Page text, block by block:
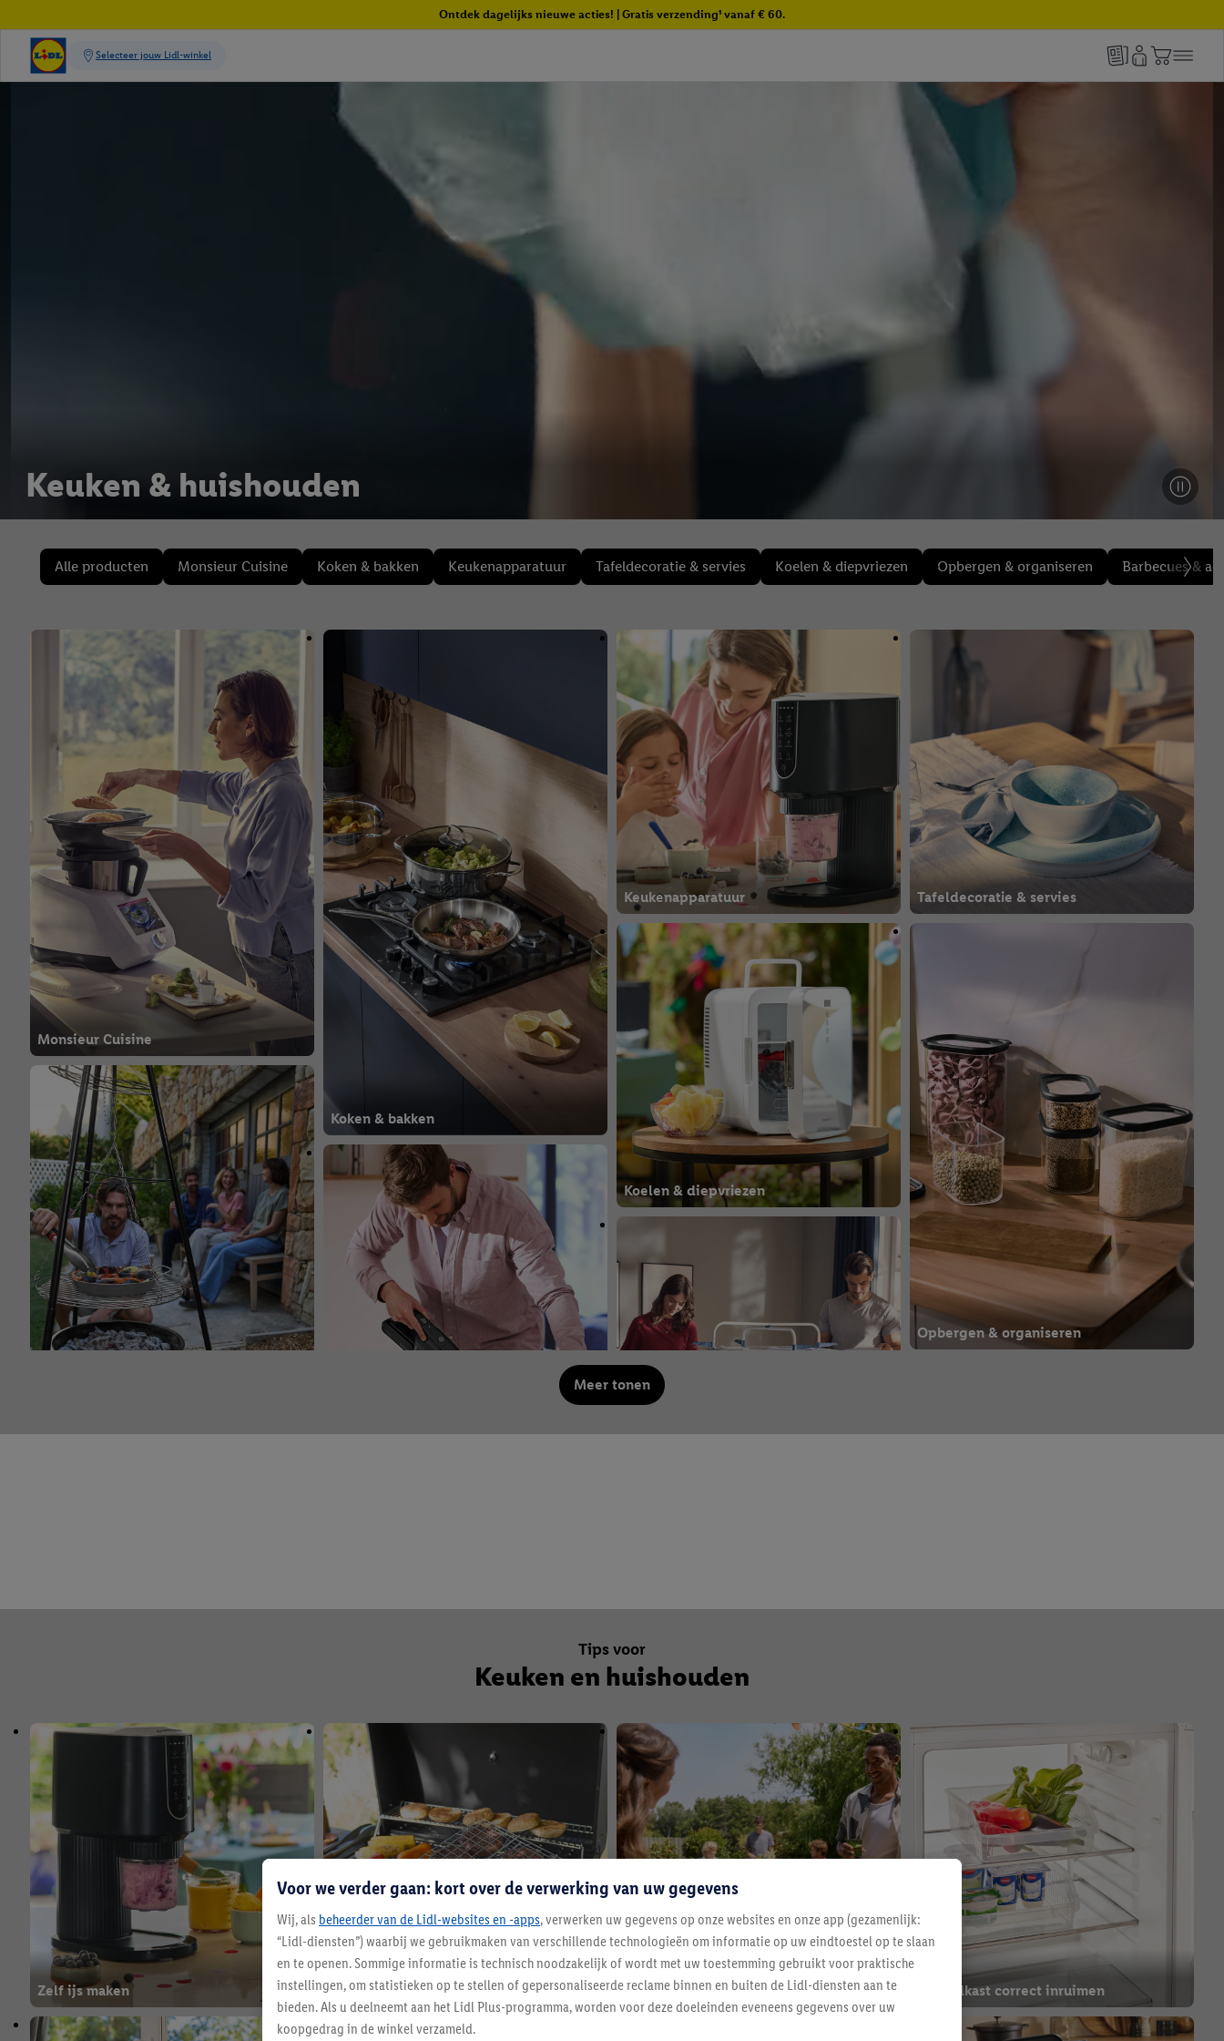
Ontdek dagelijks nieuwe acties! | Gratis verzending¹ vanaf € 60.
Keuken & huishouden
Alle producten Monsieur Cuisine Koken & bakken Keukenapparatuur Tafeldecoratie & servies Koelen & diepvriezen Opbergen & organiseren Barbecues &
Monsieur Cuisine
Koken & bakken
Keukenapparatuur Tafeldecoratie & servies
Koelen & diepvriezen
Opbergen & organiseren
Meer tonen
Tips voor
Keuken en huishouden
Zelf ijs maken De perfecte barbecue-uitrusting Pizza van de barbecue & uit de oven Je koelkast correct inruimen
Voor we verder gaan: kort over de verwerking van uw gegevens
Wij, als beheerder van de Lidl-websites en -apps, verwerken uw gegevens op onze websites en onze app (gezamenlijk:
“Lidl-diensten”) waarbij we gebruikmaken van verschillende technologieën om informatie op uw eindtoestel op te slaan
en te openen. Sommige informatie is technisch noodzakelijk of wordt met uw toestemming gebruikt voor praktische
instellingen, om statistieken op te stellen of gepersonaliseerde reclame binnen en buiten de Lidl-diensten aan te
bieden. Als u deelneemt aan het Lidl Plus-programma, worden voor deze doeleinden eveneens gegevens over uw
koopgedrag in de winkel verzameld.